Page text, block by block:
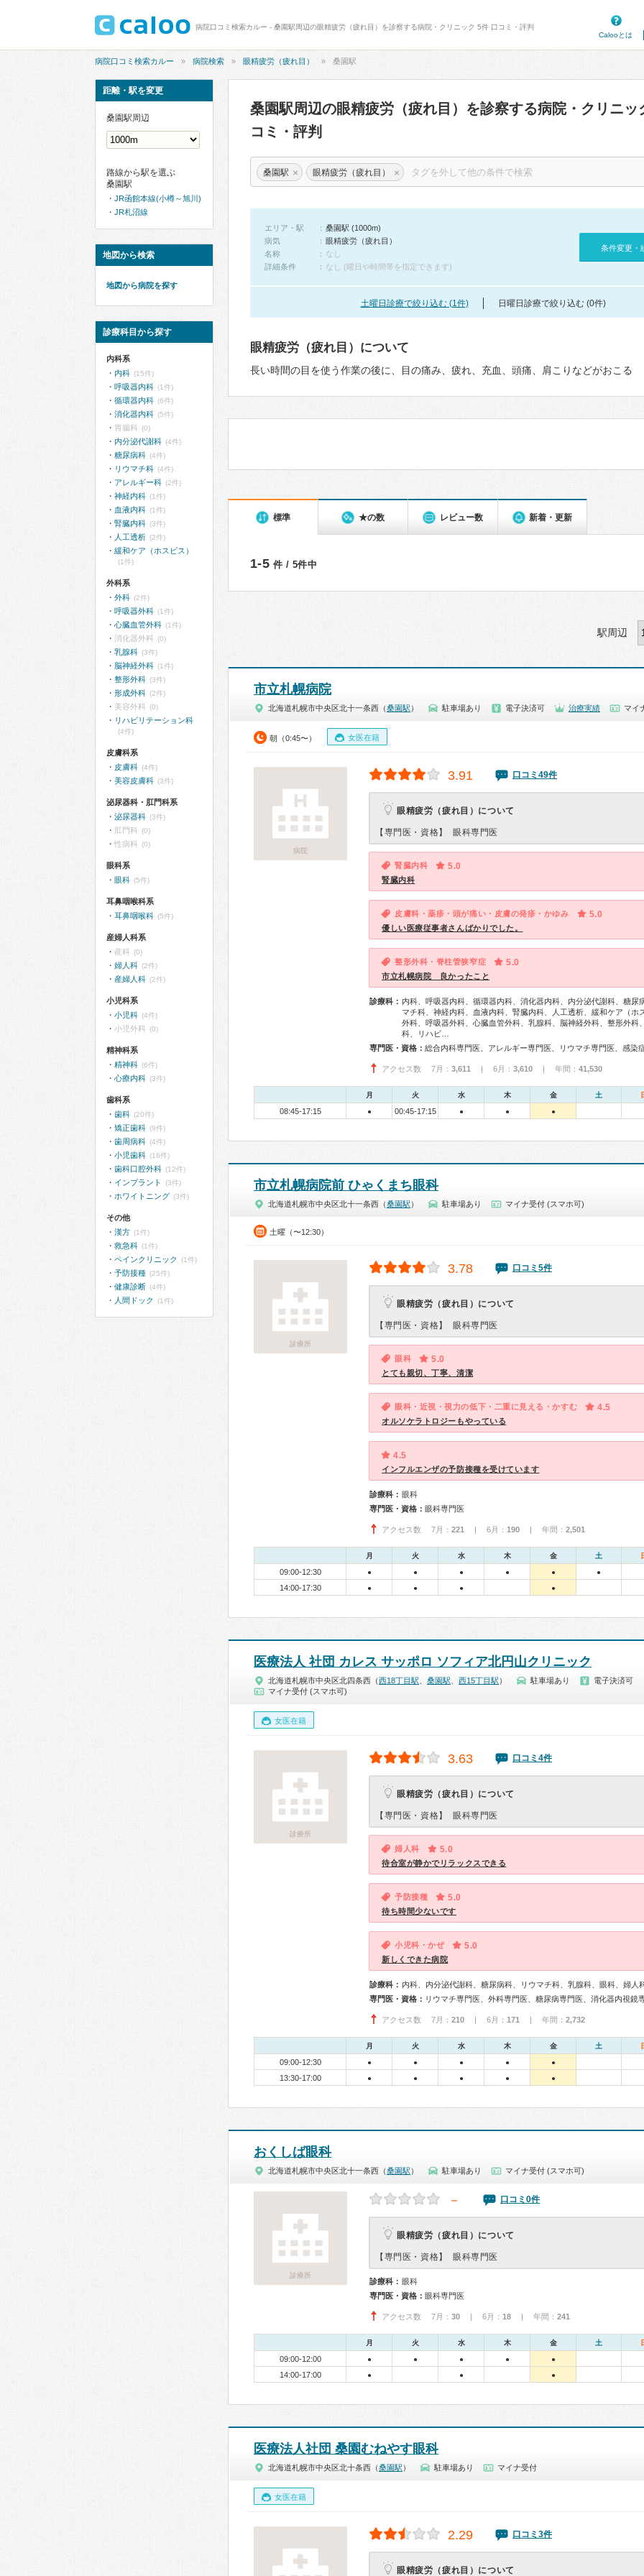
病院口コミ検索カルー - 桑園駅周辺の眼精疲労（疲れ目）を診察する病院・クリニック 5件 口コミ・評判
Calooとは
病院口コミ検索カルー 病院検索 眼精疲労（疲れ目） 桑園駅
桑園駅周辺の眼精疲労（疲れ目）を診察する病院・クリニ
コミ・評判
桑園駅 × 眼精疲労（疲れ目） ×
エリア・駅
桑園駅 (1000m)
病気
眼精疲労（疲れ目）
名称
なし
詳細条件
なし (曜日や時間帯を指定できます)
条件変更・
土曜日診療で絞り込む (1件) 日曜日診療で絞り込む (0件)
眼精疲労（疲れ目）について
長い時間の目を使う作業の後に、目の痛み、疲れ、充血、頭痛、肩こりなどがおこる
標準 ★の数 レビュー数 新着・更新
1-5 件 / 5件中
駅周辺
市立札幌病院
北海道札幌市中央区北十一条西（桑園駅 ） 駐車場あり 電子決済可 治療実績 マイ
朝（0:45〜） 女医在籍
病院
3.91 口コミ49件
眼精疲労（疲れ目）について
【専門医・資格】 眼科専門医
腎臓内科 5.0
腎臓内科
皮膚科・薬疹・頭が痛い・皮膚の発疹・かゆみ 5.0
優しい医療従事者さんばかりでした。
整形外科・脊柱管狭窄症 5.0
市立札幌病院 良かったこと
診療科： 内科、呼吸器内科、循環器内科、消化器内科、内分泌代謝科、糖尿
マチ科、神経内科、血液内科、腎臓内科、人工透析、緩和ケア（ホ
外科、呼吸器外科、心臓血管外科、乳腺科、脳神経外科、整形外科
科、リハビ…
専門医・資格：
アクセス数 7月： 3,611 | 6月： 3,610 | 年間： 41,530
月 火 水 木 金 土
08:45-17:15 ● 00:45-17:15 ● ● ●
市立札幌病院前 ひゃくまち眼科
北海道札幌市中央区北十一条西（桑園駅 ） 駐車場あり マイナ受付 (スマホ可)
土曜（〜12:30）
診療所
3.78 口コミ5件
眼精疲労（疲れ目）について
【専門医・資格】 眼科専門医
眼科 5.0
とても親切、丁寧、清潔
眼科・近視・視力の低下・二重に見える・かすむ 4.5
オルソケラトロジーもやっている
4.5
インフルエンザの予防接種を受けています
診療科： 眼科
専門医・資格： 眼科専門医
アクセス数 7月： 221 | 6月： 190 | 年間： 2,501
月 火 水 木 金 土
09:00-12:30 ● ● ● ● ● ●
14:00-17:30 ● ● ● ●
医療法人 社団 カレス サッポロ ソフィア北円山クリニック
北海道札幌市中央区北四条西（西18丁目駅 桑園駅 西15丁目駅 ） 駐車場あり
電子決済可
マイナ受付 (スマホ可)
女医在籍
診療所
3.63 口コミ4件
眼精疲労（疲れ目）について
【専門医・資格】 眼科専門医
婦人科 5.0
待合室が静かでリラックスできる
予防接種 5.0
待ち時間少ないです
小児科・かぜ 5.0
新しくできた病院
診療科： 内科、内分泌代謝科、糖尿病科、リウマチ科、乳腺科、眼科、婦人
専門医・資格：
アクセス数 7月： 210 | 6月： 171 | 年間： 2,732
月 火 水 木 金 土
09:00-12:30 ● ● ● ● ●
13:30-17:00 ● ● ● ● ●
おくしば眼科
北海道札幌市中央区北十一条西（桑園駅 ） 駐車場あり マイナ受付 (スマホ可)
診療所
－ 口コミ0件
眼精疲労（疲れ目）について
【専門医・資格】 眼科専門医
診療科： 眼科
専門医・資格： 眼科専門医
アクセス数 7月： 30 | 6月： 18 | 年間： 241
月 火 水 木 金 土
09:00-12:00 ● ● ● ● ●
14:00-17:00 ● ● ●
医療法人社団 桑園むねやす眼科
北海道札幌市中央区北十条西（桑園駅 ） 駐車場あり マイナ受付
女医在籍
2.29 口コミ3件
眼精疲労（疲れ目）について
距離・駅を変更
桑園駅周辺
路線から駅を選ぶ
桑園駅
JR函館本線(小樽～旭川)
JR札沼線
地図から検索
地図から病院を探す
診療科目から探す
内科系
内科 (15件)
呼吸器内科 (1件)
循環器内科 (6件)
消化器内科 (5件)
胃腸科 (0)
内分泌代謝科 (4件)
糖尿病科 (4件)
リウマチ科 (4件)
アレルギー科 (2件)
神経内科 (1件)
血液内科 (1件)
腎臓内科 (3件)
人工透析 (2件)
緩和ケア（ホスピス）
(1件)
外科系
外科 (2件)
呼吸器外科 (1件)
心臓血管外科 (1件)
消化器外科 (0)
乳腺科 (3件)
脳神経外科 (1件)
整形外科 (3件)
形成外科 (2件)
美容外科 (0)
リハビリテーション科
(4件)
皮膚科系
皮膚科 (4件)
美容皮膚科 (3件)
泌尿器科・肛門科系
泌尿器科 (3件)
肛門科 (0)
性病科 (0)
眼科系
眼科 (5件)
耳鼻咽喉科系
耳鼻咽喉科 (5件)
産婦人科系
産科 (0)
婦人科 (2件)
産婦人科 (2件)
小児科系
小児科 (4件)
小児外科 (0)
精神科系
精神科 (6件)
心療内科 (3件)
歯科系
歯科 (20件)
矯正歯科 (9件)
歯周病科 (4件)
小児歯科 (16件)
歯科口腔外科 (12件)
インプラント (3件)
ホワイトニング (3件)
その他
漢方 (1件)
救急科 (1件)
ペインクリニック (1件)
予防接種 (25件)
健康診断 (4件)
人間ドック (1件)